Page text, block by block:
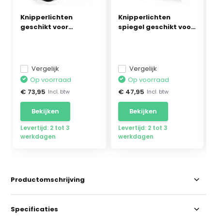
Knipperlichten
geschikt voor
Vergelijk
Op voorraad
€ 73,95 Incl. btw
Bekijken
Levertijd: 2 tot 3
werkdagen
Knipperlichten
spiegel geschikt voor
Vergelijk
Op voorraad
€ 47,95 Incl. btw
Bekijken
Levertijd: 2 tot 3
werkdagen
Productomschrijving
Specificaties